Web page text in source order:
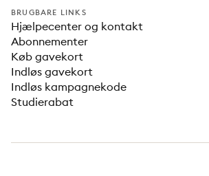
BRUGBARE LINKS
Hjælpecenter og kontakt
Abonnementer
Køb gavekort
Indløs gavekort
Indløs kampagnekode
Studierabat